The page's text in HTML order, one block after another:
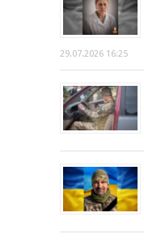
29.07.2026 16:25